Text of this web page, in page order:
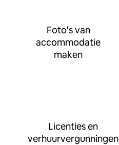
Foto's van
accommodatie
maken
Licenties en
verhuurvergunningen